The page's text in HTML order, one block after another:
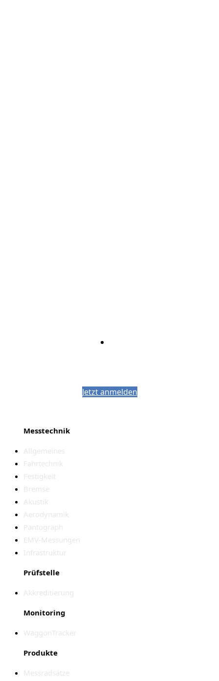
Jetzt anmelden
Messtechnik
Allgemeines
Fahrtechnik
Festigkeit
Bremse
Akustik
Aerodynamik
Pantograph
EMV-Messungen
Infrastruktur
Prüfstelle
Akkreditierung
Monitoring
WaggonTracker
Produkte
Messradsätze